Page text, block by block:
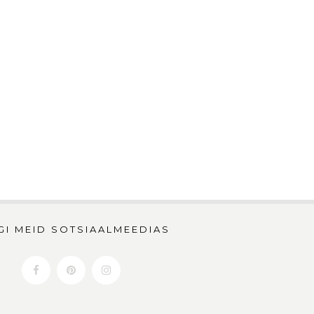
MEID SOTSIAALMEEDIAS